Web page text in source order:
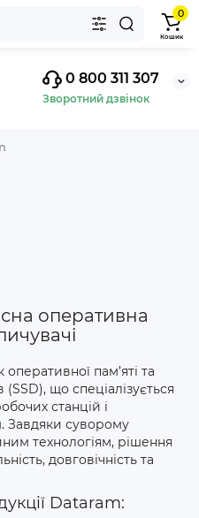
0 800 311 307
Зворотний дзвінок
0
Кошик
оперативна
пам’яті та
що спеціалізується
станцій і
Завдяки суворому
технологіям, рішення
довговічність та
Dataram: